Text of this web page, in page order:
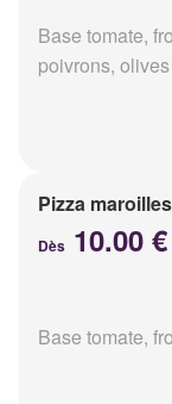
Base tomate,
poivrons, olives
Pizza maroilles
Dès 10.00 €
Base tomate,